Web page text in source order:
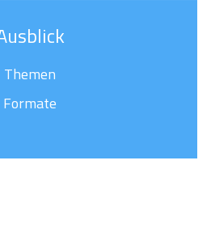
Themen
Formate